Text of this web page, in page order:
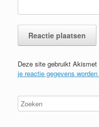
Deze site gebruikt
je reactie gegevens